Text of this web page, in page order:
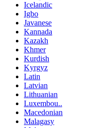
Icelandic
Igbo
Javanese
Kannada
Kazakh
Khmer
Kurdish
Kyrgyz
Latin
Latvian
Lithuanian
Luxembou..
Macedonian
Malagasy